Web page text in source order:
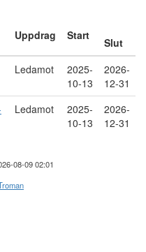
Uppdrag Start
Slut
Ledamot
2025-
10-13
2026-
12-31
Ledamot
2025-
10-13
2026-
12-31
08-09 02:01